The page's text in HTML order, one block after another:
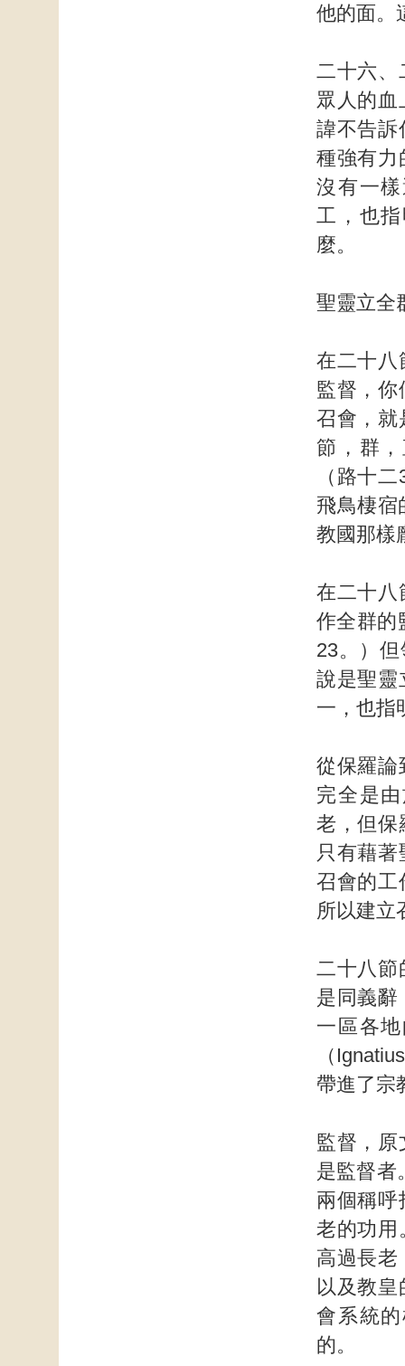
他的面。
二十六、
眾人的血
諱不告訴
種強有力
沒有一
工，也
麼。
聖靈立全
在二十八
監督，你
召會，就
節，群
（路十
飛鳥棲宿
教國那樣
在二十八
作全群的
23。）
說是聖靈
一，也指
從保羅論
完全是
老，但保
只有藉
召會的工
所以建立
二十八節
是同義辭
一區各
（
帶進了宗
監督，原
是監督者
兩個稱呼
老的功用
高過長老
以及教
會系統
的。